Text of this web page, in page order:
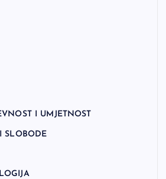
I UMJETNOST
SLOBODE